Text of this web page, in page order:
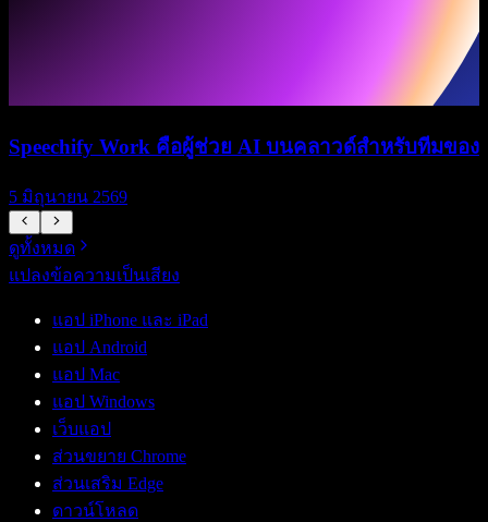
Speechify Work คือผู้ช่วย AI บนคลาวด์สำหรับทีมขอ
5 มิถุนายน 2569
ดูทั้งหมด
แปลงข้อความเป็นเสียง
แอป iPhone และ iPad
แอป Android
แอป Mac
แอป Windows
เว็บแอป
ส่วนขยาย Chrome
ส่วนเสริม Edge
ดาวน์โหลด